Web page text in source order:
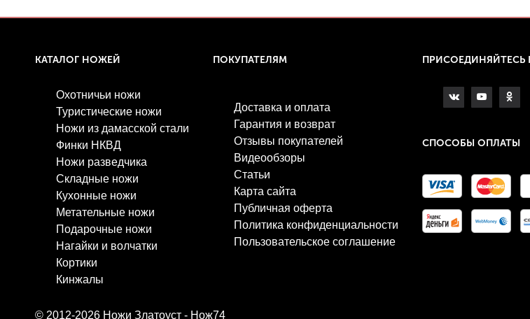
КАТАЛОГ НОЖЕЙ
Охотничьи ножи
Туристические ножи
Ножи из дамасской стали
Финки НКВД
Ножи разведчика
Складные ножи
Кухонные ножи
Метательные ножи
Подарочные ножи
Нагайки и волчатки
Кортики
Кинжалы
ПОКУПАТЕЛЯМ
Доставка и оплата
Гарантия и возврат
Отзывы покупателей
Видеообзоры
Статьи
Карта сайта
Публичная оферта
Политика конфиденциальности
Пользовательское соглашение
ПРИСОЕДИНЯЙТЕСЬ
СПОСОБЫ ОПЛАТЫ
© 2012-2026 Ножи Златоуст - Нож74